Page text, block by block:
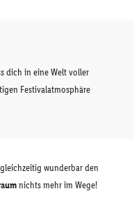
dich in eine Welt voller
Festivalatmosphäre
wunderbar den
nichts mehr im Wege!